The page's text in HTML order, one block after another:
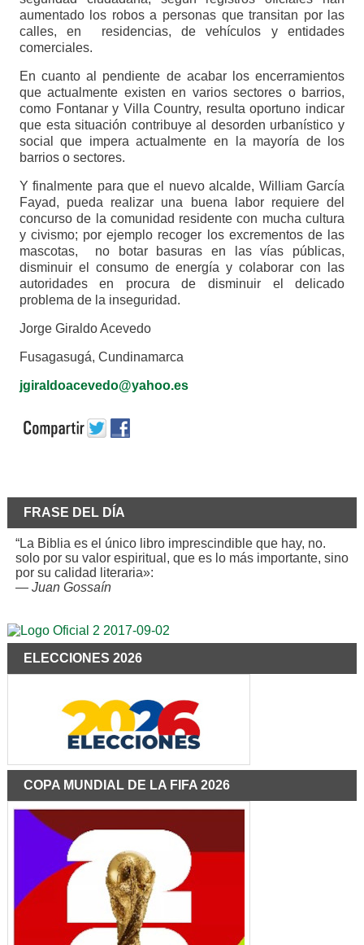
aumentado los robos a personas que transitan por las
calles, en residencias, de vehículos y entidades
comerciales.
En cuanto al pendiente de acabar los encerramientos
que actualmente existen en varios sectores o barrios,
como Fontanar y Villa Country, resulta oportuno indicar
que esta situación contribuye al desorden urbanístico y
social que impera actualmente en la mayoría de los
barrios o sectores.
Y finalmente para que el nuevo alcalde, William García
Fayad, pueda realizar una buena labor requiere del
concurso de la comunidad residente con mucha cultura
y civismo; por ejemplo recoger los excrementos de las
mascotas, no botar basuras en las vías públicas,
disminuir el consumo de energía y colaborar con las
autoridades en procura de disminuir el delicado
problema de la inseguridad.
Jorge Giraldo Acevedo
Fusagasugá, Cundinamarca
jgiraldoacevedo@yahoo.es
FRASE DEL DÍA
“La Biblia es el único libro imprescindible que hay, no.
solo por su valor espiritual, que es lo más importante, sino
por su calidad literaria»:
— Juan Gossaín
ELECCIONES 2026
COPA MUNDIAL DE LA FIFA 2026